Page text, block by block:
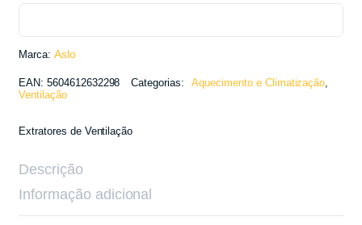
Marca: Aslo
EAN: 5604612632298 Categorias: Aquecimento e Climatização
Ventilação
Extratores de Ventilação
Descrição
Informação adicional